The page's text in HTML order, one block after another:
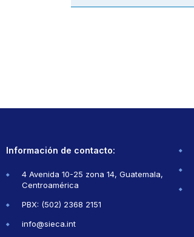
Información de contacto:
4 Avenida 10-25 zona 14, Guatemala,
Centroamérica
PBX: (502) 2368 2151
info@sieca.int